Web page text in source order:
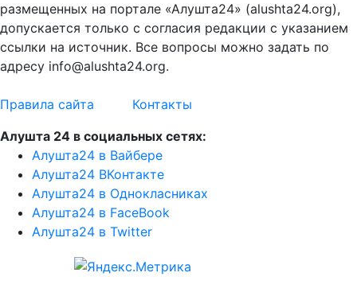
размещенных на портале «Алушта24» (alushta24.org),
допускается только с согласия редакции с указанием
ссылки на источник. Все вопросы можно задать по
адресу info@alushta24.org.
Правила сайта
Контакты
Алушта 24 в социальных сетях:
Алушта24 в Вайбере
Алушта24 ВКонтакте
Алушта24 в Однокласниках
Алушта24 в FaceBook
Алушта24 в Twitter